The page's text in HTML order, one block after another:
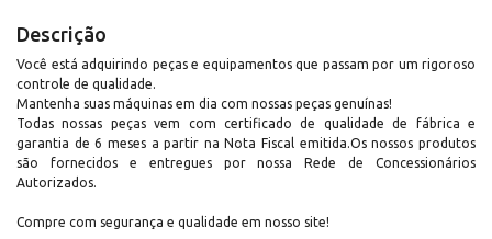
Descrição
Você está adquirindo peças e equipamentos que passam por um rigoroso
controle de qualidade.
Mantenha suas máquinas em dia com nossas peças genuínas!
Todas nossas peças vem com certificado de qualidade de fábrica e
garantia de 6 meses a partir na Nota Fiscal emitida.Os nossos produtos
são fornecidos e entregues por nossa Rede de Concessionários
Autorizados.
Compre com segurança e qualidade em nosso site!